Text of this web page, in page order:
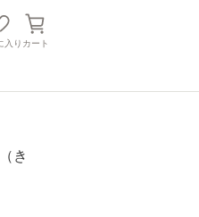
入り カート
き